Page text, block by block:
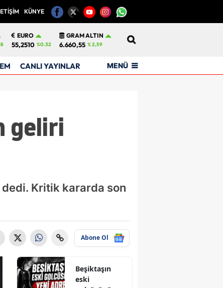
KÜNYE
EURO
55,2510 %0.32
GRAM ALTIN
6.660,55 % 2,59
CANLI YAYINLAR MENÜ
geliri
dedi. Kritik kararda son
Abone Ol
Beşiktaşın
eski